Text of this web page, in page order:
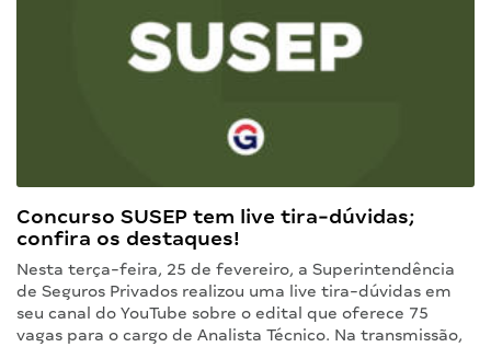
Concurso SUSEP tem live tira-dúvidas;
confira os destaques!
Nesta terça-feira, 25 de fevereiro, a Superintendência
de Seguros Privados realizou uma live tira-dúvidas em
seu canal do YouTube sobre o edital que oferece 75
vagas para o cargo de Analista Técnico. Na transmissão,